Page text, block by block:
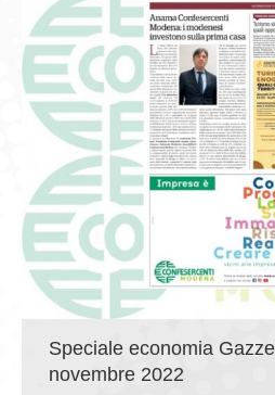
Speciale economia
novembre 2022